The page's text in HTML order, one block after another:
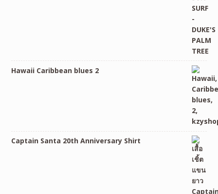
Hawaii Caribbean blues 2
Captain Santa 20th Anniversary Shirt